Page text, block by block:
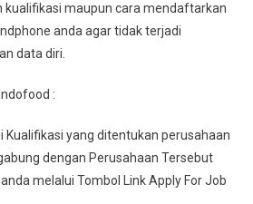
maupun cara mendaftarkan
anda agar tidak terjadi
data diri.
:
Kualifikasi yang ditentukan perusahaan
dengan Perusahaan Tersebut
melalui Tombol Link Apply For Job